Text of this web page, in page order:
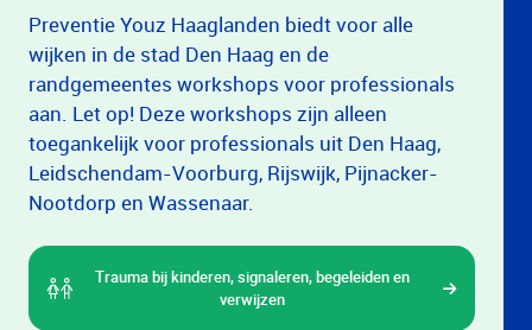
Preventie Youz Haaglanden biedt voor alle
wijken in de stad Den Haag en de
randgemeentes workshops voor professionals
aan. Let op! Deze workshops zijn alleen
toegankelijk voor professionals uit Den Haag,
Leidschendam-Voorburg, Rijswijk, Pijnacker-
Nootdorp en Wassenaar.
Trauma bij kinderen, signaleren, begeleiden en
verwijzen